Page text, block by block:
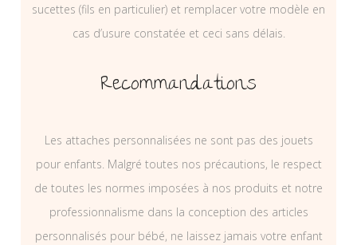
sucettes (fils en particulier) et remplacer votre modèle en
cas d’usure constatée et ceci sans délais.
Recommandations
Les attaches personnalisées ne sont pas des jouets
pour enfants. Malgré toutes nos précautions, le respect
de toutes les normes imposées à nos produits et notre
professionnalisme dans la conception des articles
personnalisés pour bébé, ne laissez jamais votre enfant